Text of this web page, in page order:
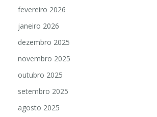
fevereiro 2026
janeiro 2026
dezembro 2025
novembro 2025
outubro 2025
setembro 2025
agosto 2025